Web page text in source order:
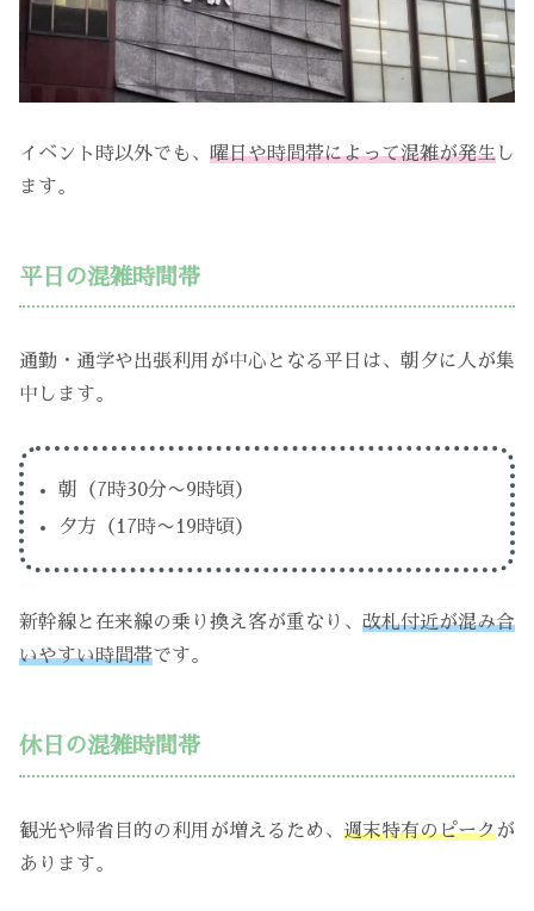
イベント時以外でも、 曜日や時間帯によって混雑が発生し
ます。
平日の混雑時間帯
通勤・通学や出張利用が中心となる平日は、朝夕に人が集
中します。
朝（7時30分〜9時頃）
夕方（17時〜19時頃）
新幹線と在来線の乗り換え客が重なり、 改札付近が混み合
いやすい時間帯です。
休日の混雑時間帯
観光や帰省目的の利用が増えるため、 週末特有のピークが
あります。